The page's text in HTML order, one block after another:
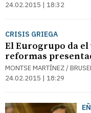
24.02.2015 | 18:32
CRISIS GRIEGA
El Eurogrupo da
reformas
MONTSE MARTÍNEZ /
24.02.2015 | 18:29